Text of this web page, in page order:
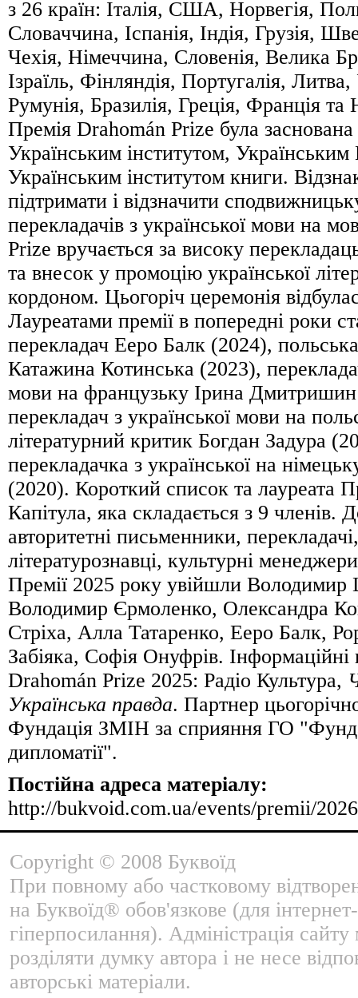
з 26 країн: Італія, США, Норвегія,
Словаччина, Іспанія, Індія, Грузія,
Чехія, Німеччина, Словенія, Велика
Ізраїль, Фінляндія, Португалія,
Румунія, Бразилія, Греція, Франція та
Премія Drahomán Prize була
Українським інститутом,
Українським інститутом книги.
підтримати і відзначити
перекладачів з української мови на
Prize вручається за високу
та внесок у промоцію української
кордоном. Цьогоріч церемонія
Лауреатами премії в попередні роки
перекладач Ееро Балк (2024),
Катажина Котинська (2023),
мови на французьку Ірина
перекладач з української мови на
літературний критик Богдан Задура
перекладачка з української на
(2020). Короткий список та лауреата
Капітула, яка складається з 9 членів.
авторитетні письменники,
літературознавці, культурні
Премії 2025 року увійшли
Володимир Єрмоленко, Олександра
Стріха, Алла Татаренко, Ееро Балк,
Забіяка, Софія Онуфрів. Інформаційні
Drahomán Prize 2025: Радіо Культура,
Українська правда. Партнер
Фундація ЗМІН за сприяння ГО
дипломатії".
Постійна адреса матеріалу:
http://bukvoid.com.ua/events/premii/
Copyright © 2008 Буквоїд
При повному або частковому
на Буквоїд® обов'язкове (для
гіперпосилання). Адміністрація
розділяти думку автора і не несе
авторські матеріали.